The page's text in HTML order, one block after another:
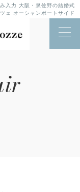
入力 大阪・泉佐野の結婚式
ェ オーシャンポートサイド